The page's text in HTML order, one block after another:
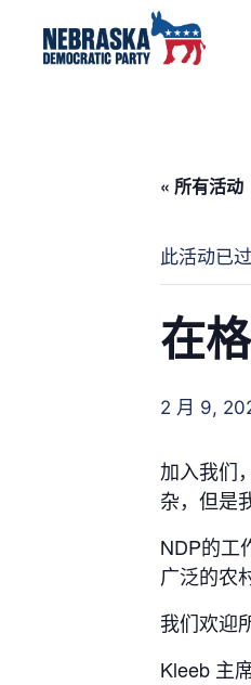
« 所有活动
此活动已过
在
2 月 9,
加入我们
杂，但是
NDP的工
广泛的农
我们欢迎
Kleeb 主